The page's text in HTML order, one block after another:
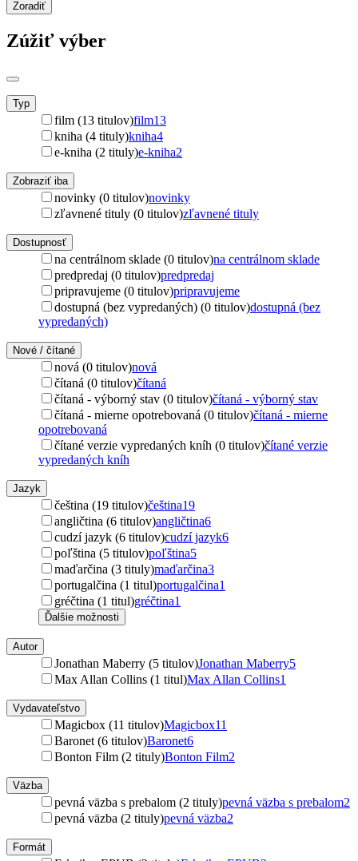
Zoradiť
Zúžiť výber
Typ
film (13 titulov)film13
kniha (4 tituly)kniha4
e-kniha (2 tituly)e-kniha2
Zobraziť iba
novinky (0 titulov)novinky
zľavnené tituly (0 titulov)zľavnené tituly
Dostupnosť
na centrálnom sklade (0 titulov)na centrálnom sklade
predpredaj (0 titulov)predpredaj
pripravujeme (0 titulov)pripravujeme
dostupná (bez vypredaných) (0 titulov)dostupná (bez
vypredaných)
Nové / čítané
nová (0 titulov)nová
čítaná (0 titulov)čítaná
čítaná - výborný stav (0 titulov)čítaná - výborný stav
čítaná - mierne opotrebovaná (0 titulov)čítaná - mierne
opotrebovaná
čítané verzie vypredaných kníh (0 titulov)čítané verzie
vypredaných kníh
Jazyk
čeština (19 titulov)čeština19
angličtina (6 titulov)angličtina6
cudzí jazyk (6 titulov)cudzí jazyk6
poľština (5 titulov)poľština5
maďarčina (3 tituly)maďarčina3
portugalčina (1 titul)portugalčina1
gréčtina (1 titul)gréčtina1
Ďalšie možnosti
Autor
Jonathan Maberry (5 titulov)Jonathan Maberry5
Max Allan Collins (1 titul)Max Allan Collins1
Vydavateľstvo
Magicbox (11 titulov)Magicbox11
Baronet (6 titulov)Baronet6
Bonton Film (2 tituly)Bonton Film2
Väzba
pevná väzba s prebalom (2 tituly)pevná väzba s prebalom2
pevná väzba (2 tituly)pevná väzba2
Formát